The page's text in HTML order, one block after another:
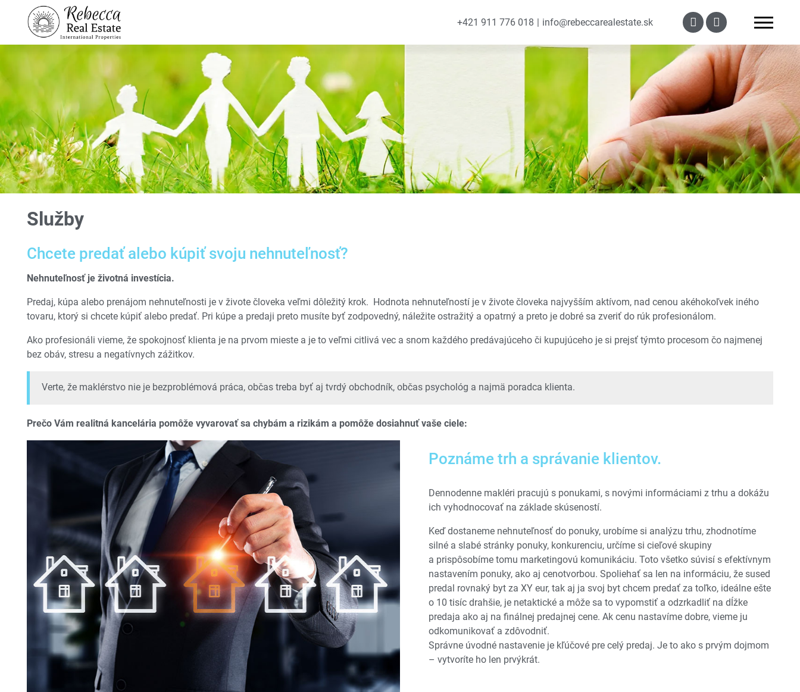
+421 911 776 018 info@rebeccarealestate.sk
Služby
Chcete predať alebo kúpiť svoju nehnuteľnosť?
Nehnuteľnosť je životná investícia.
Predaj, kúpa alebo prenájom nehnuteľnosti je v živote človeka veľmi dôležitý krok. Hodnota nehnuteľností je v živote človeka najvyšším aktívom, nad cenou akéhokoľvek iného
tovaru, ktorý si chcete kúpiť alebo predať. Pri kúpe a predaji preto musíte byť zodpovedný, náležite ostražitý a opatrný a preto je dobré sa zveriť do rúk profesionálom.
Ako profesionáli vieme, že spokojnosť klienta je na prvom mieste a je to veľmi citlivá vec a snom každého predávajúceho či kupujúceho je si prejsť týmto procesom čo najmenej
bez obáv, stresu a negatívnych zážitkov.
Verte, že maklérstvo nie je bezproblémová práca, občas treba byť aj tvrdý obchodník, občas psychológ a najmä poradca klienta.
Prečo Vám realitná kancelária pomôže vyvarovať sa chybám a rizikám a pomôže dosiahnuť vaše ciele:
Poznáme trh a správanie klientov.
Dennodenne makléri pracujú s ponukami, s novými informáciami z trhu a dokážu
ich vyhodnocovať na základe skúseností.
Keď dostaneme nehnuteľnosť do ponuky, urobíme si analýzu trhu, zhodnotíme
silné a slabé stránky ponuky, konkurenciu, určíme si cieľové skupiny
a prispôsobíme tomu marketingovú komunikáciu. Toto všetko súvisí s efektívnym
nastavením ponuky, ako aj cenotvorbou. Spoliehať sa len na informáciu, že sused
predal rovnaký byt za XY eur, tak aj ja svoj byt chcem predať za toľko, ideálne ešte
o 10 tisíc drahšie, je netaktické a môže sa to vypomstiť a odzrkadliť na dĺžke
predaja ako aj na finálnej predajnej cene. Ak cenu nastavíme dobre, vieme ju
odkomunikovať a zdôvodniť.
Správne úvodné nastavenie je kľúčové pre celý predaj. Je to ako s prvým dojmom
– vytvoríte ho len prvýkrát.